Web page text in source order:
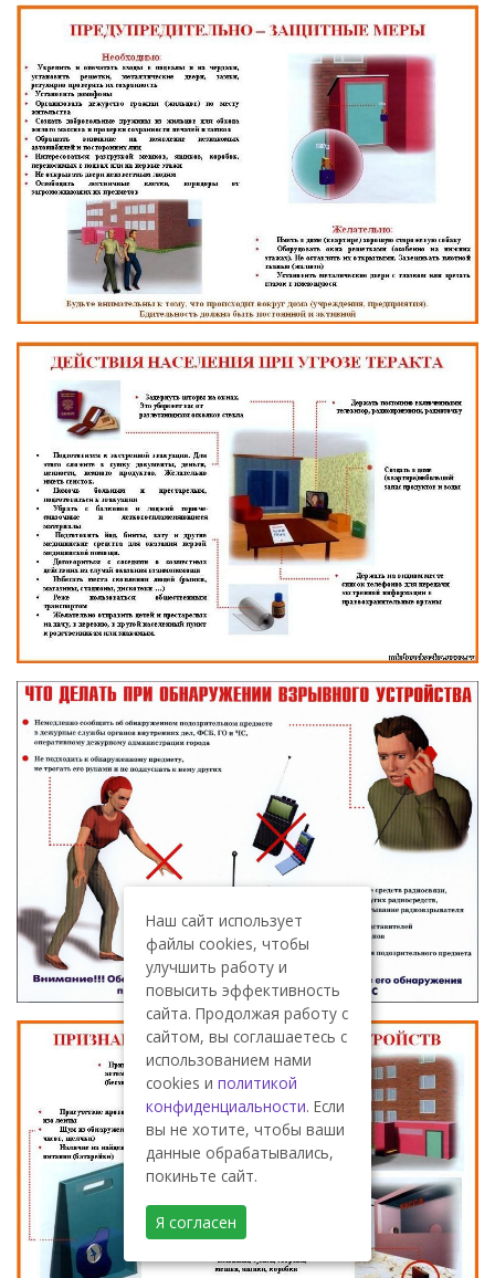
Наш сайт использует
файлы cookies, чтобы
улучшить работу и
повысить эффективность
сайта. Продолжая работу с
сайтом, вы соглашаетесь с
использованием нами
cookies и политикой
конфиденциальности. Если
вы не хотите, чтобы ваши
данные обрабатывались,
покиньте сайт.
Я согласен